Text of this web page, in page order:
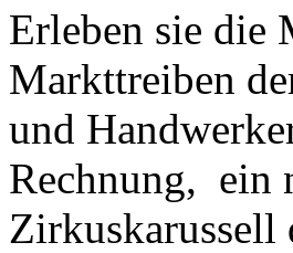
Erleben sie die
Markttreiben
und
Rechnung, ein
Zirkuskarussell